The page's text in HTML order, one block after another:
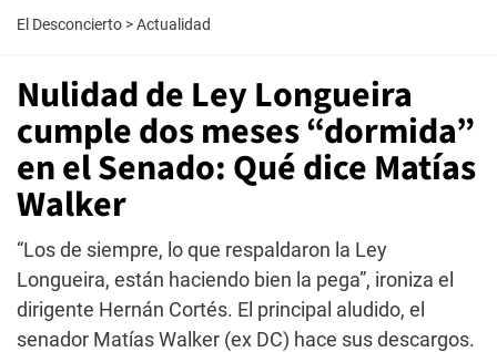
El Desconcierto >Actualidad
Nulidad de Ley Longueira
cumple dos meses “dormida”
en el Senado: Qué dice Matías
Walker
“Los de siempre, lo que respaldaron la Ley
Longueira, están haciendo bien la pega”, ironiza el
dirigente Hernán Cortés. El principal aludido, el
senador Matías Walker (ex DC) hace sus descargos.